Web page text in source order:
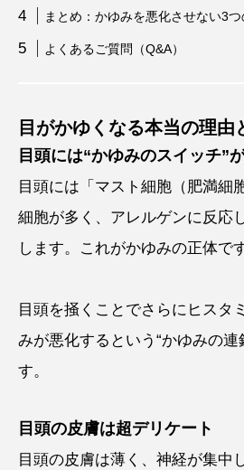
まとめ：かゆみを悪化させない3つ
よくあるご質問（Q&A）
目がかゆくなる本当の理由
目頭には“かゆみのスイッチ”
目頭には「マスト細胞（肥満細
細胞が多く、アレルゲンに反応
します。これがかゆみの正体です
目頭を掻くことでさらにヒスタ
みが悪化するという“かゆみの連
す。
目頭の皮膚は超デリケート
目頭の皮膚は薄く、神経が集中